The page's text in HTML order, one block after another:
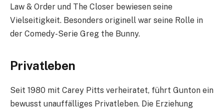
Law & Order und The Closer bewiesen seine
Vielseitigkeit. Besonders originell war seine Rolle in
der Comedy-Serie Greg the Bunny.
Privatleben
Seit 1980 mit Carey Pitts verheiratet, führt Gunton ein
bewusst unauffälliges Privatleben. Die Erziehung